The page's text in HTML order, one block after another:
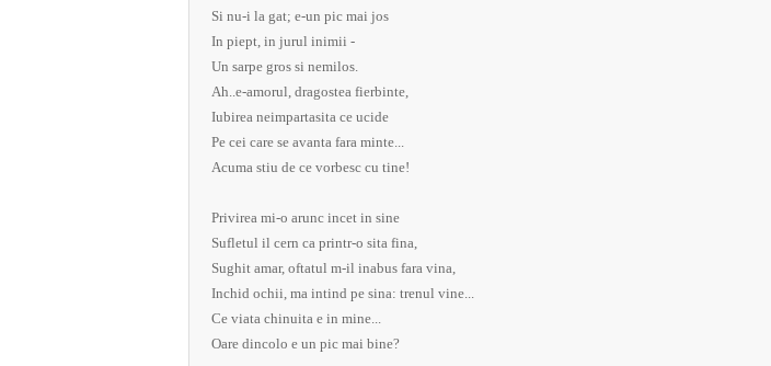
Si nu-i la gat; e-un pic mai jos
In piept, in jurul inimii -
Un sarpe gros si nemilos.
Ah..e-amorul, dragostea fierbinte,
Iubirea neimpartasita ce ucide
Pe cei care se avanta fara minte...
Acuma stiu de ce vorbesc cu tine!
Privirea mi-o arunc incet in sine
Sufletul il cern ca printr-o sita fina,
Sughit amar, oftatul m-il inabus fara vina,
Inchid ochii, ma intind pe sina: trenul vine...
Ce viata chinuita e in mine...
Oare dincolo e un pic mai bine?